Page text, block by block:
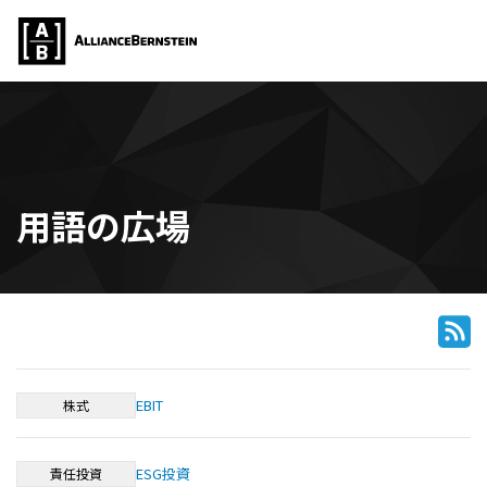
用語の広場
株式 EBIT
責任投資 ESG投資